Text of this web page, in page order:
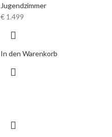
Jugendzimmer
€ 1.499
In den Warenkorb